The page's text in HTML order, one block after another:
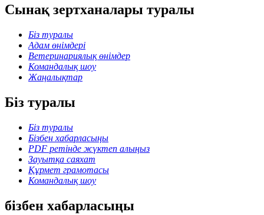
Сынақ зертханалары туралы
Біз туралы
Адам өнімдері
Ветеринариялық өнімдер
Командалық шоу
Жаңалықтар
Біз туралы
Біз туралы
Бізбен хабарласыңы
PDF ретінде жүктеп алыңыз
Зауытқа саяхат
Құрмет грамотасы
Командалық шоу
бізбен хабарласыңы